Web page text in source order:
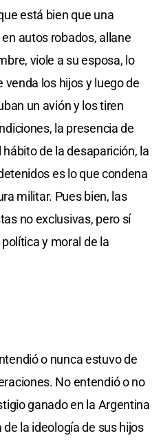
está bien que una
autos robados, allane
viole a su esposa, lo
venda los hijos y luego de
un avión y los tiren
la presencia de
de la desaparición, la
es lo que condena
militar. Pues bien, las
no exclusivas, pero sí
y moral de la
o nunca estuvo de
No entendió o no
ganado en la Argentina
la ideología de sus hijos